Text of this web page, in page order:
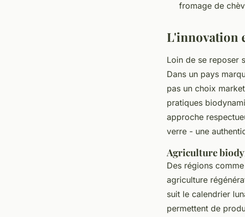
fromage de
L'innovation
Loin de se reposer
Dans un pays
pas un choix
pratiques
approche
verre - une
Agriculture
Des régions
agriculture
suit le calendrier
permettent de